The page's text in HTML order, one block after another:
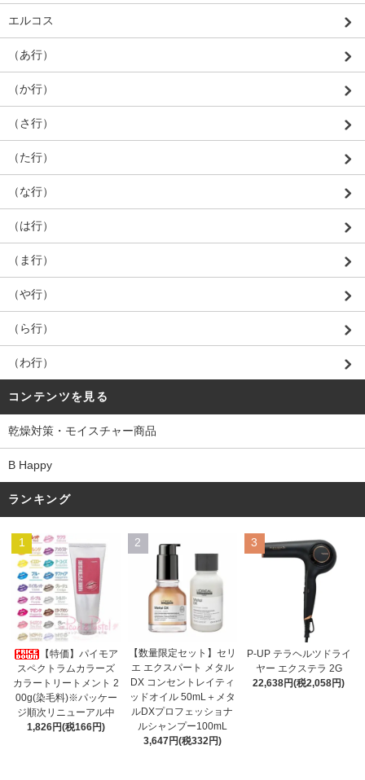
エルコス
（あ行）
（か行）
（さ行）
（た行）
（な行）
（は行）
（ま行）
（や行）
（ら行）
（わ行）
コンテンツを見る
乾燥対策・モイスチャー商品
B Happy
ランキング
1
【特価】パイモア
スペクトラムカラーズ
カラートリートメント 2
00g(染毛料)※パッケー
ジ順次リニューアル中
1,826円(税166円)
2
【数量限定セット】セリ
エ エクスパート メタル
DX コンセントレイティ
ッドオイル 50mL＋メタ
ルDXプロフェッショナ
ルシャンプー100mL
3,647円(税332円)
3
P-UP テラヘルツドライ
ヤー エクステラ 2G
22,638円(税2,058円)